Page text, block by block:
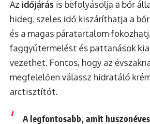
Az időjárás is befolyásolja a bőr
hideg, szeles idő kiszáríthatja a
és a magas páratartalom
faggyútermelést és pattanások
vezethet. Fontos, hogy az
megfelelően válassz hidratáló
arctisztítót.
A legfontosabb, amit